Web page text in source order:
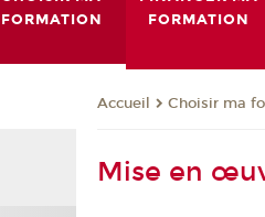
FORMATION
FORMATION
Accueil Choisir ma
Mise en